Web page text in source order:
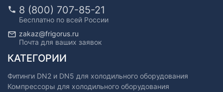
8 (800) 707-85-21
Бесплатно по всей России
zakaz@frigorus.ru
Почта для ваших заявок
КАТЕГОРИИ
Фитинги DN2 и DN5 для холодильного оборудования
Компрессоры для холодильного оборудования